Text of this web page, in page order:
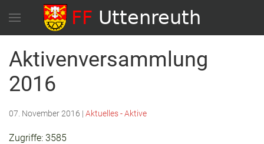
Aktivenversammlung
2016
07. November 2016 | Aktuelles - Aktive
Zugriffe: 3585